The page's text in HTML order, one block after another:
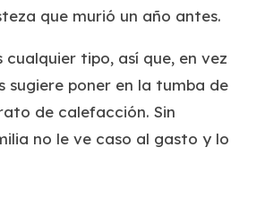
que murió un año antes.
cualquier tipo, así que, en vez
sugiere poner en la tumba de
de calefacción. Sin
no le ve caso al gasto y lo